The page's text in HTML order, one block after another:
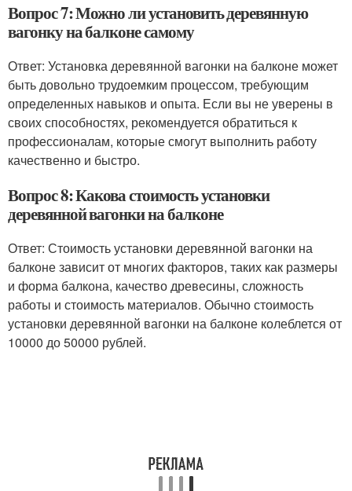
Вопрос 7: Можно ли установить деревянную
вагонку на балконе самому
Ответ: Установка деревянной вагонки на балконе может
быть довольно трудоемким процессом, требующим
определенных навыков и опыта. Если вы не уверены в
своих способностях, рекомендуется обратиться к
профессионалам, которые смогут выполнить работу
качественно и быстро.
Вопрос 8: Какова стоимость установки
деревянной вагонки на балконе
Ответ: Стоимость установки деревянной вагонки на
балконе зависит от многих факторов, таких как размеры
и форма балкона, качество древесины, сложность
работы и стоимость материалов. Обычно стоимость
установки деревянной вагонки на балконе колеблется от
10000 до 50000 рублей.